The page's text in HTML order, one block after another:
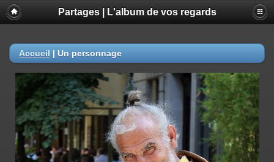
Partages | L'album de vos regards
Accueil | Un personnage